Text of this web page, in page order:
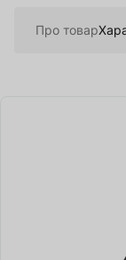
Organic
SHOP
Про товар